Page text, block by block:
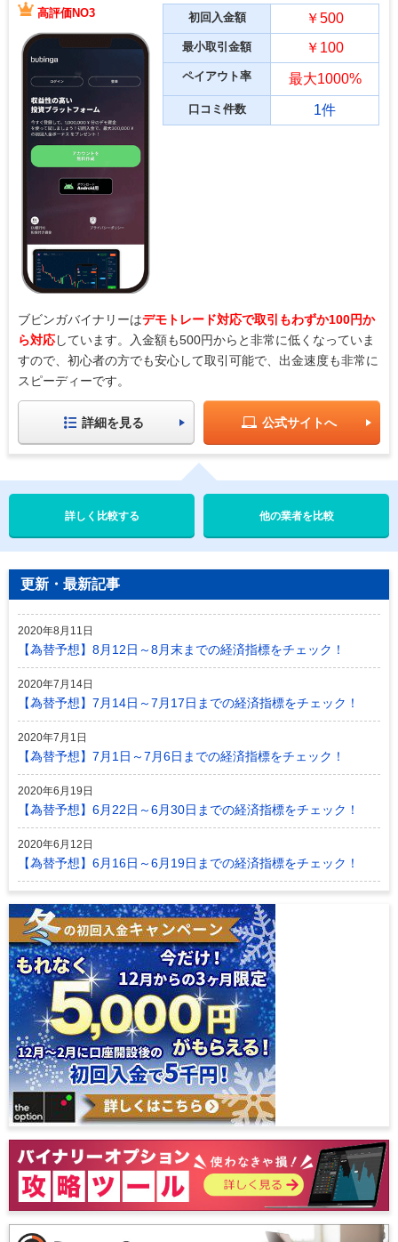
高評価NO3 初回入金額 ￥500
最小取引金額 ￥100
ペイアウト率 最大1000%
口コミ件数 1件
ブビンガバイナリーはデモトレード対応で取引もわずか100円か
ら対応しています。入金額も500円からと非常に低くなっていま
すので、初心者の方でも安心して取引可能で、出金速度も非常に
スピーディーです。
詳細を見る 公式サイトへ
他の業者を比較
更新・最新記事
2020年8月11日
【為替予想】8月12日～8月末までの経済指標をチェック！
2020年7月14日
【為替予想】7月14日～7月17日までの経済指標をチェック！
2020年7月1日
【為替予想】7月1日～7月6日までの経済指標をチェック！
2020年6月19日
【為替予想】6月22日～6月30日までの経済指標をチェック！
2020年6月12日
【為替予想】6月16日～6月19日までの経済指標をチェック！